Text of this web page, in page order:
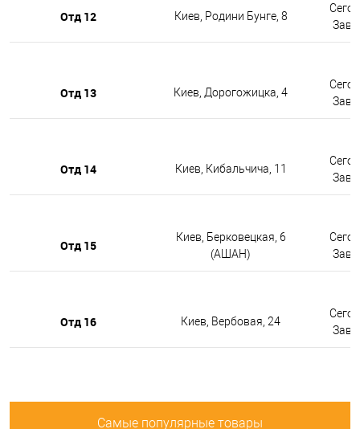
Отд 12 Киев, Родини Бунге, 8
Отд 13 Киев, Дорогожицка, 4
Отд 14 Киев, Кибальчича, 11
Отд 15
Киев, Берковецкая, 6
(АШАН)
Отд 16 Киев, Вербовая, 24
Самые популярные товары